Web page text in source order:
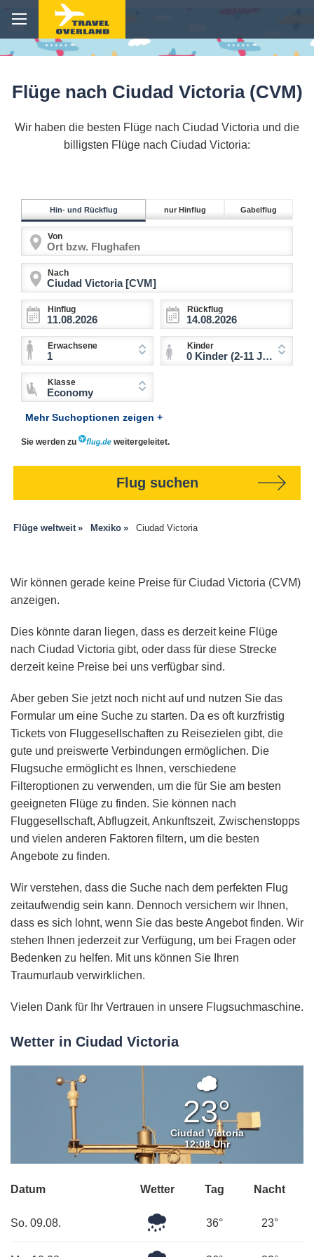
Flüge nach Ciudad Victoria (CVM)
Wir haben die besten Flüge nach Ciudad Victoria und die
billigsten Flüge nach Ciudad Victoria:
Hin- und Rückflug nur Hinflug Gabelflug
Von
Nach
Hinflug Rückflug
Erwachsene
1
Kinder
0 Kinder (2-11 Jahre)
Klasse
Economy
Mehr Suchoptionen zeigen +
Sie werden zu weitergeleitet.
Flug suchen
Flüge weltweit Mexiko Ciudad Victoria
Wir können gerade keine Preise für Ciudad Victoria (CVM)
anzeigen.
Dies könnte daran liegen, dass es derzeit keine Flüge
nach Ciudad Victoria gibt, oder dass für diese Strecke
derzeit keine Preise bei uns verfügbar sind.
Aber geben Sie jetzt noch nicht auf und nutzen Sie das
Formular um eine Suche zu starten. Da es oft kurzfristig
Tickets von Fluggesellschaften zu Reisezielen gibt, die
gute und preiswerte Verbindungen ermöglichen. Die
Flugsuche ermöglicht es Ihnen, verschiedene
Filteroptionen zu verwenden, um die für Sie am besten
geeigneten Flüge zu finden. Sie können nach
Fluggesellschaft, Abflugzeit, Ankunftszeit, Zwischenstopps
und vielen anderen Faktoren filtern, um die besten
Angebote zu finden.
Wir verstehen, dass die Suche nach dem perfekten Flug
zeitaufwendig sein kann. Dennoch versichern wir Ihnen,
dass es sich lohnt, wenn Sie das beste Angebot finden. Wir
stehen Ihnen jederzeit zur Verfügung, um bei Fragen oder
Bedenken zu helfen. Mit uns können Sie Ihren
Traumurlaub verwirklichen.
Vielen Dank für Ihr Vertrauen in unsere Flugsuchmaschine.
Wetter in Ciudad Victoria
Bedeckt
23°
Ciudad Victoria
12:08 Uhr
Datum Wetter Tag Nacht
So. 09.08.
Mäßiger36° 23°